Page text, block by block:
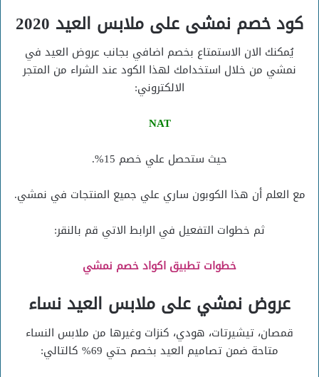
كود خصم نمشى على ملابس العيد 2020
يُمكنك الان الاستمتاع بخصم اضافي بجانب عروض العيد في
نمشي من خلال استخدامك لهذا الكود عند الشراء من المتجر
الالكتروني:
NAT
حيث ستحصل علي خصم 15%.
مع العلم أن هذا الكوبون ساري علي جميع المنتجات في نمشي.
ثم خطوات التفعيل في الرابط الاتي قم بالنقر:
خطوات تطبيق اكواد خصم نمشي
عروض نمشي على ملابس العيد نساء
قمصان، تيشيرتات، هودي، كنزات وغيرها من ملابس النساء
متاحة ضمن تصاميم العيد بخصم حتي 69% كالتالي: